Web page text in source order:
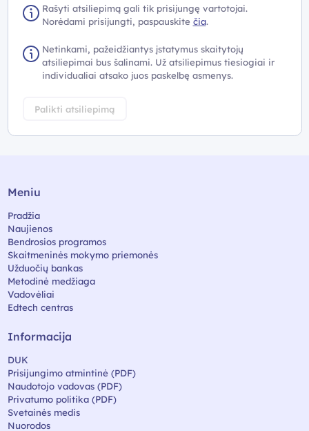
Rašyti atsiliepimą gali tik prisijungę vartotojai.
Norėdami prisijungti, paspauskite čia.
Netinkami, pažeidžiantys įstatymus skaitytojų
atsiliepimai bus šalinami. Už atsiliepimus tiesiogiai ir
individualiai atsako juos paskelbę asmenys.
Palikti atsiliepimą
Meniu
Pradžia
Naujienos
Bendrosios programos
Skaitmeninės mokymo priemonės
Užduočių bankas
Metodinė medžiaga
Vadovėliai
Edtech centras
Informacija
DUK
Prisijungimo atmintinė (PDF)
Naudotojo vadovas (PDF)
Privatumo politika (PDF)
Svetainės medis
Nuorodos